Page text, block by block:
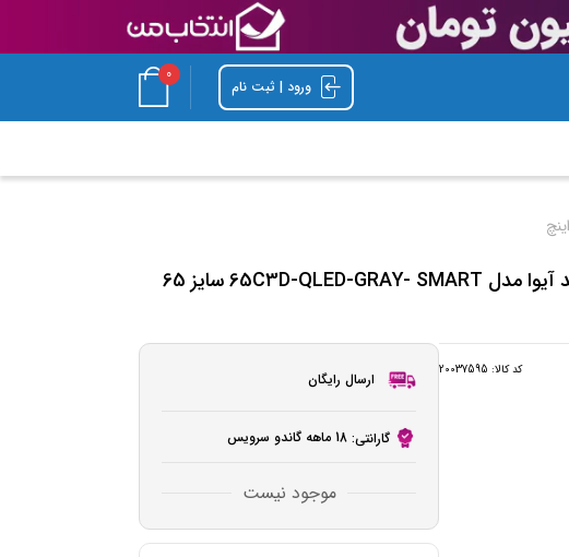
ورود | ثبت نام
0
تلویزیون کیو ال ای دی هوشمند آیوا مدل 65C3D-QLED-GRAY- SMART سایز 65
کد کالا: 20037595 ارسال رایگان
گارانتی: 18 ماهه گاندو سرویس
موجود نیست